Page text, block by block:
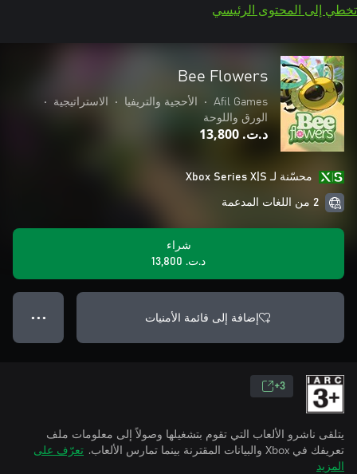
تخطي إلى المحتوى الرئيسي
Bee Flowers
Afil Games
• الأحجية والتريفيا • الاستراتيجية
•
الورق واللوحة
د.ت.‏ 13,800
محسّنة لـ Xbox Series X|S
2 من اللغات المدعمة
شراء
د.ت.‏ 13,800
إضافة إلى قائمة الأمنيات ● ● ●
3+
يتلقى ناشرو الألعاب التي تقوم بتشغيلها وصولاً إلى معلومات ملف
تعريفك في Xbox والبيانات المقترنة بينما تمارس الألعاب.
تعرّف على
المزيد